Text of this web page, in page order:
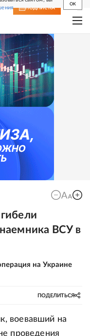
OK
ПОДПИСКА
ВСУ в
на Украине
ПОДЕЛИТЬСЯ
воевавший на
проведения